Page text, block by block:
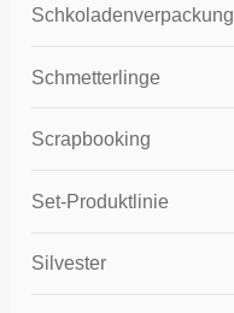
Schkoladenverpackung
Schmetterlinge
Scrapbooking
Set-Produktlinie
Silvester